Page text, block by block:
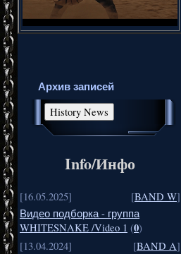
Архив записей
Info/Инфо
[16.05.2025] [BAND W]
Видео подборка - группа
WHITESNAKE /Video 1 (0)
[13.04.2024]
[BAND A]